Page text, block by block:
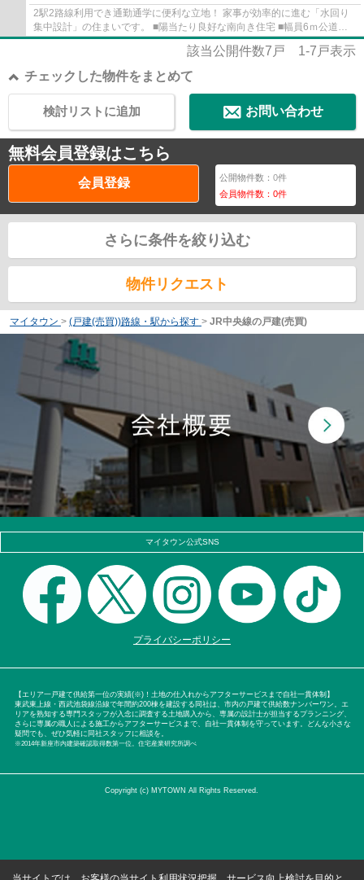
2駅2路線利用でき通勤通学に便利な立地！ 家事が効率的に進む「水回り
集中設計」の住まいです。 ■陽当たり良好な南向き住宅 ■幅員6ｍ公道に
面し駐車ラクラク ■耐震等級3取得(最上等級...
該当公開件数7 戸 1-7 戸表示
チェックした物件をまとめて
お問い合わせ
検討リストに追加
無料会員登録はこちら
会員登録 公開物件数：0件
会員物件数：0件
さらに条件を絞り込む
物件リクエスト
マイタウン > (戸建(売買))路線・駅から探す > JR中央線の戸建(売買)
マイタウン公式SNS
プライバシーポリシー
【エリア一戸建て供給第一位の実績(※)！土地の仕入れからアフターサービスまで自社一貫体制】
東武東上線・西武池袋線沿線で年間約200棟を建設する同社は、市内の戸建て供給数ナンバーワン。エ
リアを熟知する専門スタッフが入念に調査する土地購入から、専属の設計士が担当するプランニング、
さらに専属の職人による施工からアフターサービスまで、自社一貫体制を守っています。どんな小さな
疑問でも、ぜひ気軽に同社スタッフに相談を。
※2014年新座市内建築確認取得数第一位。住宅産業研究所調べ
Copyright (c) MYTOWN All Rights Reserved.